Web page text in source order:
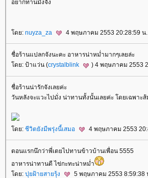
อยากทานมั่งจัง
ดย: nuyza_za 4 พฤษภาคม 2553 20:28:59 น.
ชื่อร้านแปลกจังนะคะ อาหารน่าหม่ำมากๆเลยล่ะ
ดย: ป้าแว่น (crystalblink ) 4 พฤษภาคม 2553
ชื่อร้านน่ารักจังเลยค่ะ
วันหลังจะแวะไปมั่ง น่าทานทั้งนั้นเลยค่ะ โดยเฉพาะ
ดย: ชีวิตยังมีพรุ่งนี้เสมอ 4 พฤษภาคม 2553
ตอนแรกนึกว่าพี่เตยไปทานข้าวบ้านเพื่อน 5555
อาหารน่าทานดี ไข่กะทะน่าหม่ำ
ดย: ปุยฝ้ายสายรุ้ง 5 พฤษภาคม 2553 8:59:38